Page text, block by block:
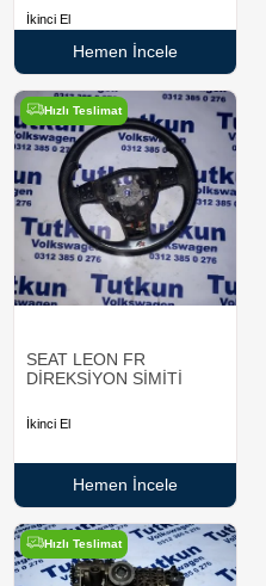
İkinci El
Hemen İncele
Hızlı Teslimat
SEAT LEON FR
DİREKSİYON SİMİTİ
İkinci El
Hemen İncele
Hızlı Teslimat